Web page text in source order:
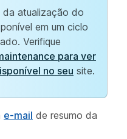
da atualização do
em um ciclo
Verifique
para ver
no seu site.
e-mail de resumo da